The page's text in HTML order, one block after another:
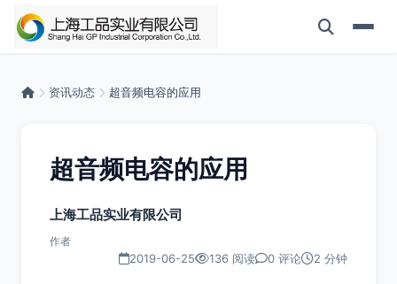
资讯动态 超音频电容的应用
超音频电容的应用
上海工品实业有限公司
作者
2019-06-25 136 阅读 0 评论 2 分钟